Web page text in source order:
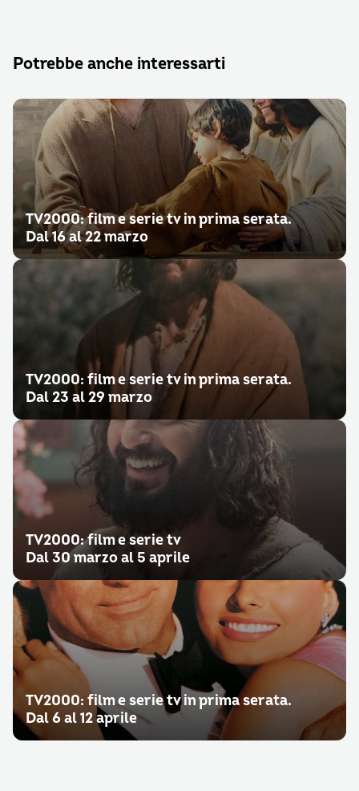
Potrebbe anche interessarti
TV2000: film e serie tv in prima serata.
Dal 16 al 22 marzo
TV2000: film e serie tv in prima serata.
Dal 23 al 29 marzo
TV2000: film e serie tv
Dal 30 marzo al 5 aprile
TV2000: film e serie tv in prima serata.
Dal 6 al 12 aprile